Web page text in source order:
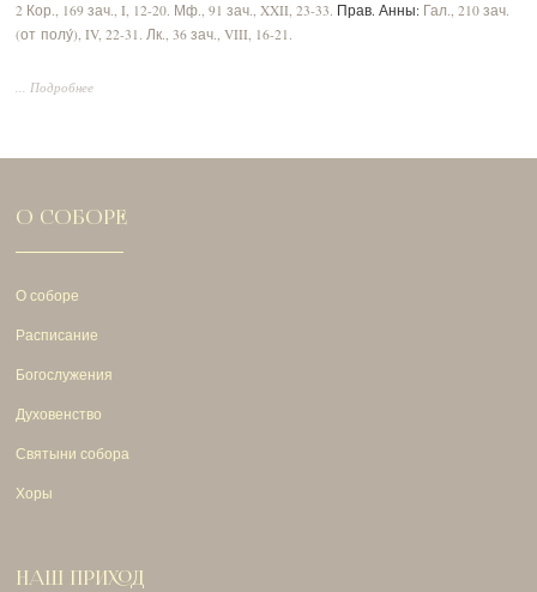
2 Кор., 169 зач., I, 12-20. Мф., 91 зач., XXII, 23-33. Прав. Анны: Гал., 210 зач.
(от полу́), IV, 22-31. Лк., 36 зач., VIII, 16-21.
... Подробнее
О СОБОРЕ
О соборе
Расписание
Богослужения
Духовенство
Святыни собора
Хоры
НАШ ПРИХОД